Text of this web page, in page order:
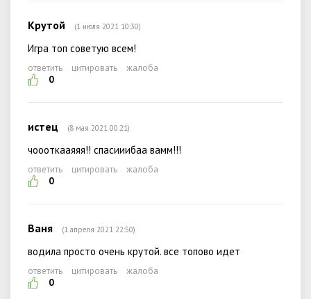
Крутой (1 июля 2021 10:30)
Игра топ советую всем!
ответить цитировать
жалоба
0
истец (8 мая 2021 00:21)
чоооткааяяя!! спасииибаа вамм!!!
ответить цитировать
жалоба
0
Ваня (1 апреля 2021 22:50)
водила просто очень крутой. все топово идет
ответить цитировать
жалоба
0